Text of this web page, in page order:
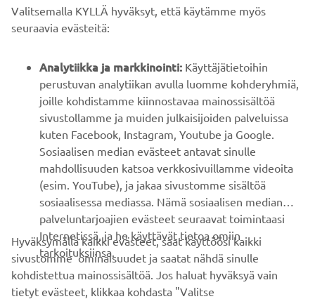
B2B
YAMAHA MUUALLA
ASIAKASTUKI
UUTISKIRJE
Ole ensimmäinen, joka kuulee uusimmista tarjouksista,
erikoistapahtumista, uusista julkaisuista ja paljon muuta...
TILAA
Valitsemalla KYLLÄ hyväksyt, että käytämme myös
seuraavia evästeitä:
Analytiikka ja markkinointi: Käyttäjätietoihin
perustuvan analytiikan avulla luomme kohderyhmiä,
joille kohdistamme kiinnostavaa mainossisältöä
sivustollamme ja muiden julkaisijoiden palveluissa
kuten Facebook, Instagram, Youtube ja Google.
Sosiaalisen median evästeet antavat sinulle
mahdollisuuden katsoa verkkosivuillamme videoita
(esim. YouTube), ja jakaa sivustomme sisältöä
sosiaalisessa mediassa. Nämä sosiaalisen median
palveluntarjoajien evästeet seuraavat toimintaasi
Internetissä, ja he käyttävät tietoa omiin
tarkoituksiinsa.
Hyväksymällä kaikki evästeet, saat käyttöösi kaikki
sivustomme ominaisuudet ja saatat nähdä sinulle
kohdistettua mainossisältöä. Jos haluat hyväksyä vain
tietyt evästeet, klikkaa kohdasta "Valitse